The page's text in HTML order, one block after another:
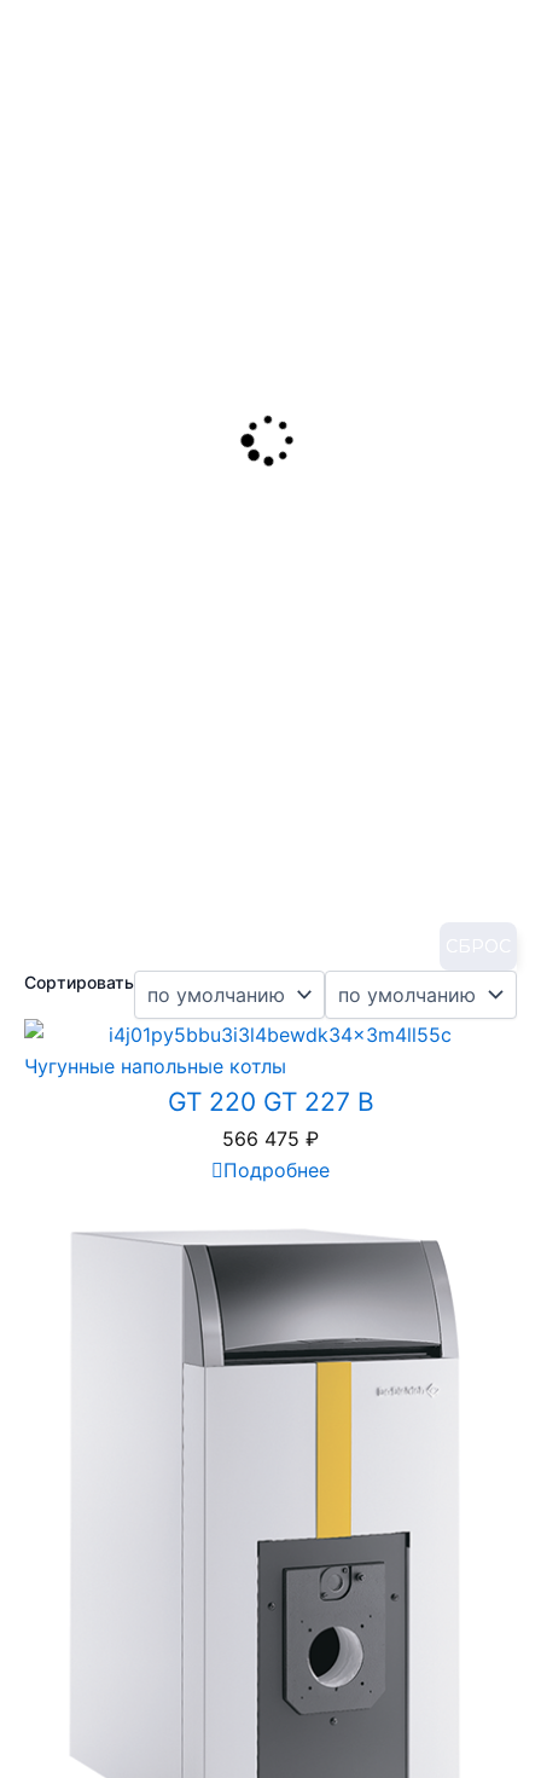
Сортировать
Чугунные напольные котлы
GT 220 GT 227 B
566 475 ₽
Подробнее